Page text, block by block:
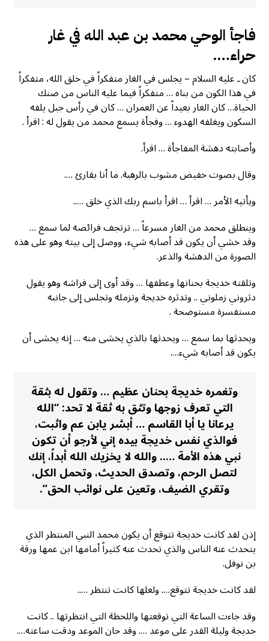
فاجأ الوحي محمد بن عبد الله في غار
حراء….
كان ـ عليه السلام – يجلس في الغار متفكراً في خلق الله، متفكراً
في هذا الكون من بناه … متفكراً فيما عليه الناس من ضنك
الحياة… كان الغار بعيداً عن العمران … كان في رأس جبل يلفه
السكون ويغلفه الهدوء … وفجأة يسمع محمد من يقول له : اقرأ .
وأصابته دهشة المفاجأة … اقرأ.
وقال بصوت خفيض مشوب بالرهبة. ما أنا بقارئ ….
ويأتيه الأمر … اقرأ … اقرأ باسم ربك الذي خلق …..
وينطلق محمد من الغار مسرعاً … ترتجف فرائصه لما سمع …
وقد خشي أن يكون قد أصابه شيء، ووصل إلى بيته وهو على هذه
الصورة من الدهشة والذعر.
وتلقته خديجة بحنانها وعطفها … وقد أوى إلى فراشه وهو يقول
دثروني زملوني .. وتدثره خديجة وتزمله وتجلس إلى جانبه
مستفسرة مستوضحة .
ويحدثها بما سمع … ويحدثها بالذي يخشى منه … إنه يخشى أن
يكون قد أصابه شيء….
وتغمره خديجة بحنان عظيم … وتقول له بثقة
التي تعرف زوجها وتثق به ثقة لا تحد: “الله
يرعانا يا أبا القاسم … أبشر يابن عم واثبت،
فوالذي نفس خديجة بيده إني لأرجو أن تكون
نبي هذه الأمة ….. والله لا يخزيك الله أبداً، إنك
لتصل الرحم، وتصدق الحديث، وتحمل الكل،
وتقري الضيف، وتعين على نوائب الحق”.
إذن لقد كانت خديجة تتوقع أن يكون محمد النبي المنتظر الذي
يتحدث عنه الناس والذي تحدث عنه كثيراً أمامها ابن عمها ورقة
بن نوفل.
لقد كانت خديجة تتوقع…. ولعلها كانت تنتظر …..
وقد جاءت الساعة التي توقعتها واللحظة التي انتظرتها .. كانت
خديجة وليلة القدر على موعد …. وقد حان الموعد ودقت ساعته….